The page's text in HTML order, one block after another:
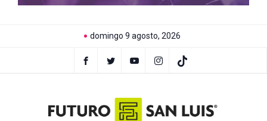
domingo 9 agosto, 2026